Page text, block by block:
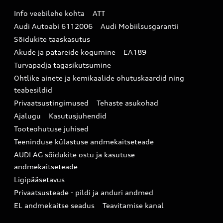
Garantiitingimused
Infopäring
Audi uudised
myAudi
Uudiskiri
Info veebilehe kohta
ATT
Audi Autoabi 6112006
Audi Mobiilsusgarantii
Sõidukite taaskasutus
Akude ja patareide kogumine
EA189
Turvapadja tagasikutsumine
Ohtlike ainete ja kemikaalide ohutuskaardid ning
teabesildid
Privaatsustingimused
Tehaste asukohad
Ajalugu
Kasutusjuhendid
Tooteohutuse juhised
Teeninduse külastuse andmekaitseteade
AUDI AG sõidukite ostu ja kasutuse
andmekaitseteade
Ligipääsetavus
Privaatsusteade - pildi ja anduri andmed
EL andmekaitse seadus
Teavitamise kanal